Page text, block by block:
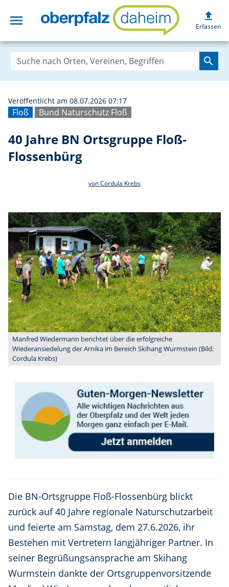
menu 40 Jahre BN
upload
Erfassen
search
Floß Bund Naturschutz Floß
Veröffentlicht am 08.07.2026 07:17
40 Jahre BN Ortsgruppe Floß-
Flossenbürg
von Cordula Krebs
Manfred Wiedermann berichtet über die erfolgreiche
Wiederansiedelung der Arnika im Bereich Skihang Wurmstein (Bild:
Cordula Krebs)
Die BN-Ortsgruppe Floß-Flossenbürg blickt
zurück auf 40 Jahre regionale Naturschutzarbeit
und feierte am Samstag, dem 27.6.2026, ihr
Bestehen mit Vertretern langjähriger Partner. In
seiner Begrüßungsansprache am Skihang
Wurmstein dankte der Ortsgruppenvorsitzende